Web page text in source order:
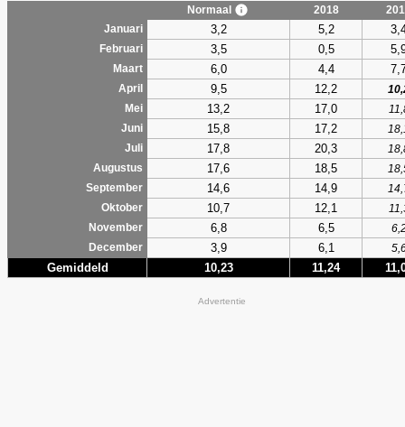
Normaal 2018
Januari
3,2 5,2
Februari 3,5 0,5
Maart 6,0 4,4
April 9,5 12,2
Mei
13,2 17,0
Juni
15,8 17,2
Juli
17,8 20,3
Augustus
17,6 18,5
September
14,6 14,9
Oktober
10,7 12,1
November
6,8 6,5
December
3,9 6,1
Gemiddeld 10,23 11,24
Advertentie